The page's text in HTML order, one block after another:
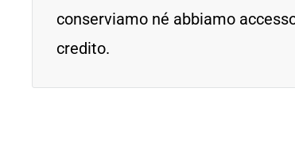
conserviamo né abbiamo
credito.